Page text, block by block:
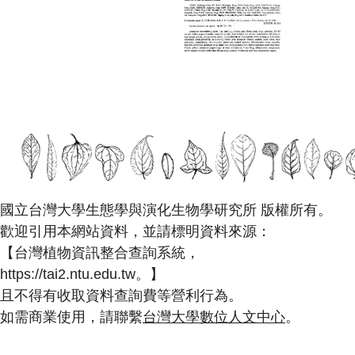
國立台灣大學生態學與演化生物學研究所 版權所有。
歡迎引用本網站資料，並請標明資料來源：
【台灣植物資訊整合查詢系統，
https://tai2.ntu.edu.tw。】
且不得有收取資料查詢費等營利行為。
如需商業使用，請聯繫台灣大學數位人文中心。